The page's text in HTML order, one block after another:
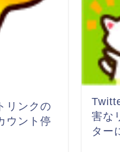
リンクの
ウント停
害な
ター